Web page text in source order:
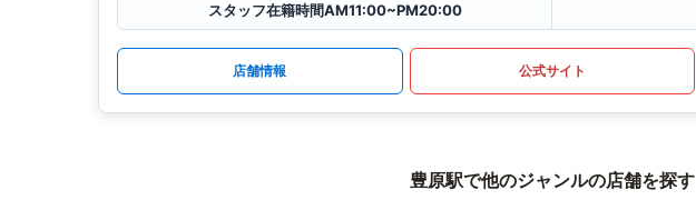
スタッフ在籍時間AM11:00~PM20:00
店舗情報 公式サイト
豊原駅で他のジャンルの店舗を探す